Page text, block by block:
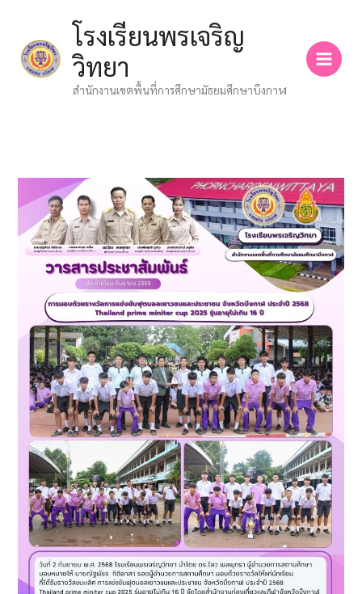
content
โรงเรียนพรเจริญ
วิทยา
สำนักงานเขตพื้นที่การศึกษามัธยมศึกษาบึงกาฬ